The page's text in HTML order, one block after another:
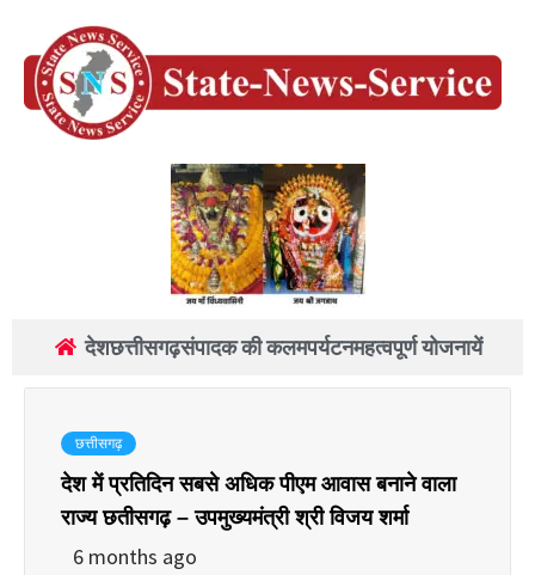
देशछत्तीसगढ़संपादक की कलमपर्यटनमहत्वपूर्ण योजनायें
छत्तीसगढ़
देश में प्रतिदिन सबसे अधिक पीएम आवास बनाने वाला
राज्य छतीसगढ़ – उपमुख्यमंत्री श्री विजय शर्मा
6 months ago